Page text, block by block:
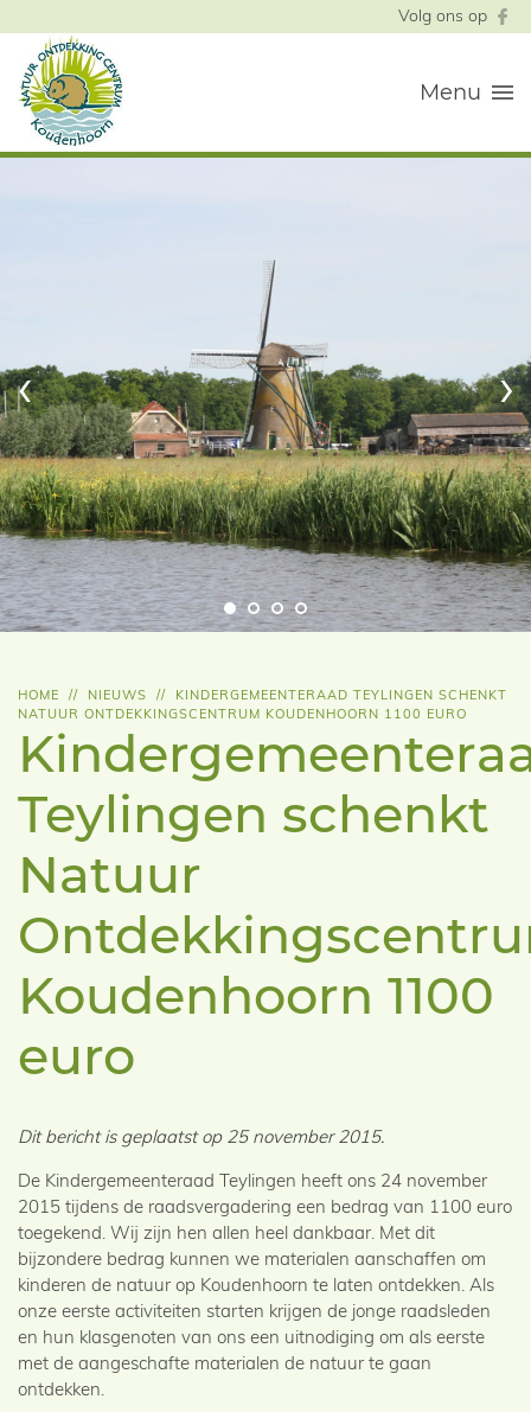
Volg ons op
Menu
‹ ›
HOME // NIEUWS // KINDERGEMEENTERAAD TEYLINGEN SCHENKT
NATUUR ONTDEKKINGSCENTRUM KOUDENHOORN 1100 EURO
Teylingen schenkt
Natuur
Koudenhoorn 1100
euro
Dit bericht is geplaatst op 25 november 2015.
De Kindergemeenteraad Teylingen heeft ons 24 november
2015 tijdens de raadsvergadering een bedrag van 1100 euro
toegekend. Wij zijn hen allen heel dankbaar. Met dit
bijzondere bedrag kunnen we materialen aanschaffen om
kinderen de natuur op Koudenhoorn te laten ontdekken. Als
onze eerste activiteiten starten krijgen de jonge raadsleden
en hun klasgenoten van ons een uitnodiging om als eerste
met de aangeschafte materialen de natuur te gaan
ontdekken.